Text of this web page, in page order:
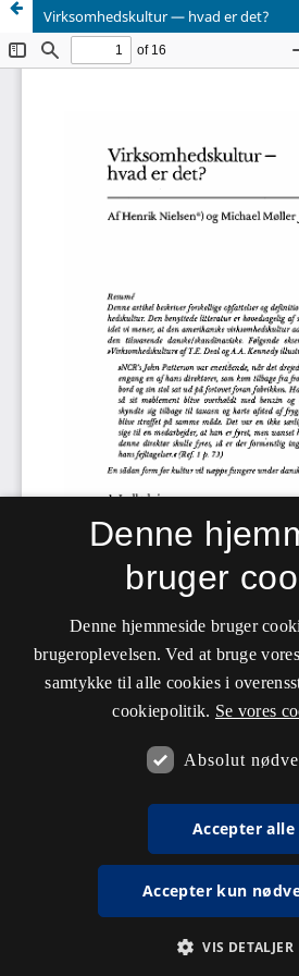
Virksomhedskultur — hvad er det?
Denne
bruger
Denne hjemmeside bruger
brugeroplevelsen. Ved at bruge
samtykke til alle cookies i
cookiepolitik. Se vores
Absolut
Accepter alle
Accepter kun
VIS DETALJER